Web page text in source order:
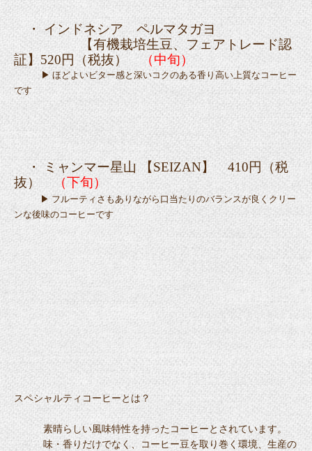
・ インドネシア ペルマタガヨ
【有機栽培生豆、フェアトレード認
証】520円（税抜）（中旬）
▶ ほどよいビター感と深いコクのある香り高い上質なコーヒー
です
・ ミャンマー星山 【SEIZAN】 410円（税
抜）
（下旬）
▶ フルーティさもありながら口当たりのバランスが良くクリー
ンな後味のコーヒーです
スペシャルティコーヒーとは？
素晴らしい風味特性を持ったコーヒーとされています。
味・香りだけでなく、コーヒー豆を取り巻く環境、生産の